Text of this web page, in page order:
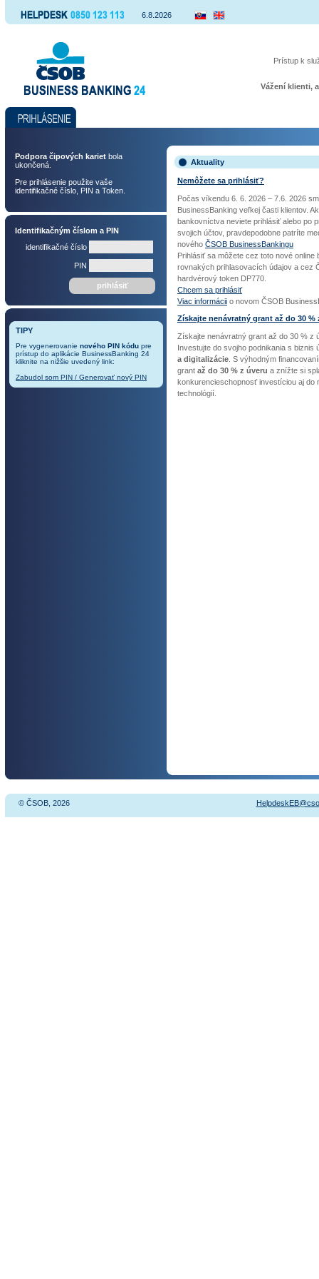
0850 123 113 6.8.2026
ČSOB BusinessBanking 24
Prístup k
Vážení klienti,
prihlásenie
Aktuality
Nemôžete sa prihlásiť?
Počas víkendu 6. 6. 2026 – 7.6. 2026
BusinessBanking veľkej časti klientov.
bankovníctva neviete prihlásiť alebo po
svojich účtov, pravdepodobne patríte
nového ČSOB BusinessBankingu
Prihlásiť sa môžete cez toto nové
rovnakých prihlasovacích údajov a cez
hardvérový token DP770.
Chcem sa prihlásiť
Viac informácii o novom ČSOB
Získajte nenávratný grant až do 30 %
Získajte nenávratný grant až do 30 % z
Investujte do svojho podnikania s biznis
a digitalizácie . S výhodným
grant až do 30 % z úveru a znížte si
konkurencieschopnosť investíciou aj do
technológií.
Podpora čipových kariet bola
ukončená.
Pre prihlásenie použite vaše
identifikačné číslo, PIN a Token.
Identifikačným číslom a PIN
identifikačné číslo
PIN
prihlásiť
TIPY
Pre vygenerovanie nového PIN kódu pre
prístup do aplikácie BusinessBanking 24
kliknite na nižšie uvedený link:
Zabudol som PIN / Generovať nový PIN
© ČSOB, 2026